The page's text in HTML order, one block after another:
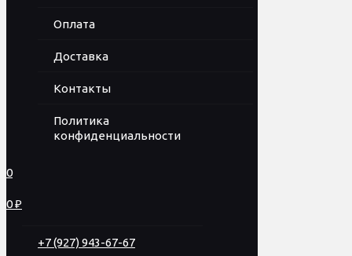
Оплата
Доставка
Контакты
Политика
конфиденциальности
0
0 ₽
+7 (927) 943-67-67